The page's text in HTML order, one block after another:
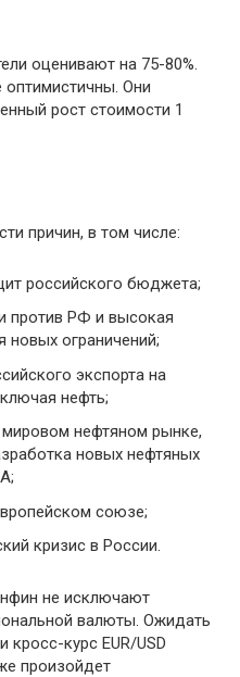
оценивают на 75-80%.
Они
рост стоимости 1
причин, в том числе:
российского бюджета;
против РФ и высокая
новых ограничений;
экспорта на
нефть;
нефтяном рынке,
новых нефтяных
союзе;
кризис в России.
не исключают
валюты. Ожидать
кросс-курс EUR/USD
произойдет